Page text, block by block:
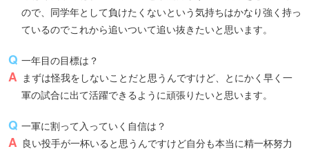
ので、同学年として負けたくないという気持ちはかなり強く持っ
ているのでこれから追いついて追い抜きたいと思います。
一年目の目標は？
まずは怪我をしないことだと思うんですけど、とにかく早く一
軍の試合に出て活躍できるように頑張りたいと思います。
一軍に割って入っていく自信は？
良い投手が一杯いると思うんですけど自分も本当に精一杯努力